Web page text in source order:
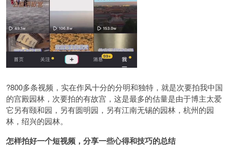
?800多条视频，实在作风十分的分明和独特，就是次要拍我中国
的宫殿园林，次要拍的有故宫，这是最多的估量是由于博主太爱
它另有颐和园，另有圆明园，另有江南无锡的园林，杭州的园
林，绍兴的园林。
怎样拍好一个短视频，分享一些心得和技巧的总结